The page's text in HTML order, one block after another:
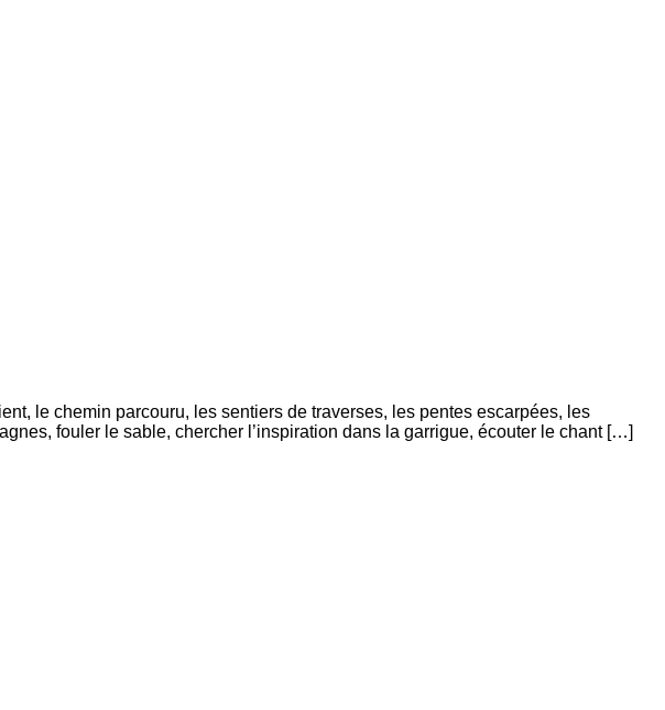
le chemin parcouru, les sentiers de traverses, les pentes escarpées, les
fouler le sable, chercher l’inspiration dans la garrigue, écouter le chant […]